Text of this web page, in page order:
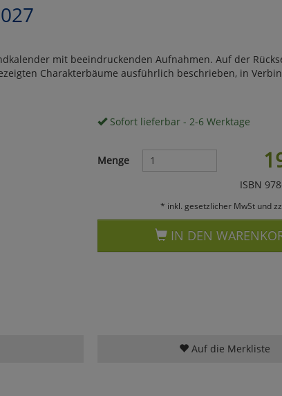
mit beeindruckenden Aufnahmen. Auf der
Charakterbäume ausführlich beschrieben, in
Sofort lieferbar - 2-6 Werktage
Menge
ISBN
* inkl. gesetzlicher MwSt und
IN DEN
Auf die Merkliste